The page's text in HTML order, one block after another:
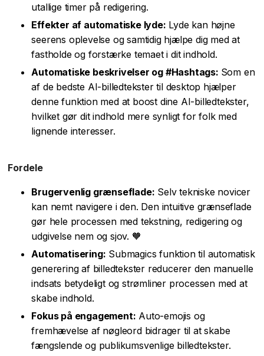
utallige timer på redigering.
Effekter af automatiske lyde: Lyde kan højne
seerens oplevelse og samtidig hjælpe dig med at
fastholde og forstærke temaet i dit indhold.
Automatiske beskrivelser og #Hashtags: Som en
af de bedste AI-billedtekster til desktop hjælper
denne funktion med at boost dine AI-billedtekster,
hvilket gør dit indhold mere synligt for folk med
lignende interesser.
Fordele
Brugervenlig grænseflade: Selv tekniske novicer
kan nemt navigere i den. Den intuitive grænseflade
gør hele processen med tekstning, redigering og
udgivelse nem og sjov. 🧡
Automatisering: Submagics funktion til automatisk
generering af billedtekster reducerer den manuelle
indsats betydeligt og strømliner processen med at
skabe indhold.
Fokus på engagement: Auto-emojis og
fremhævelse af nøgleord bidrager til at skabe
fængslende og publikumsvenlige billedtekster.